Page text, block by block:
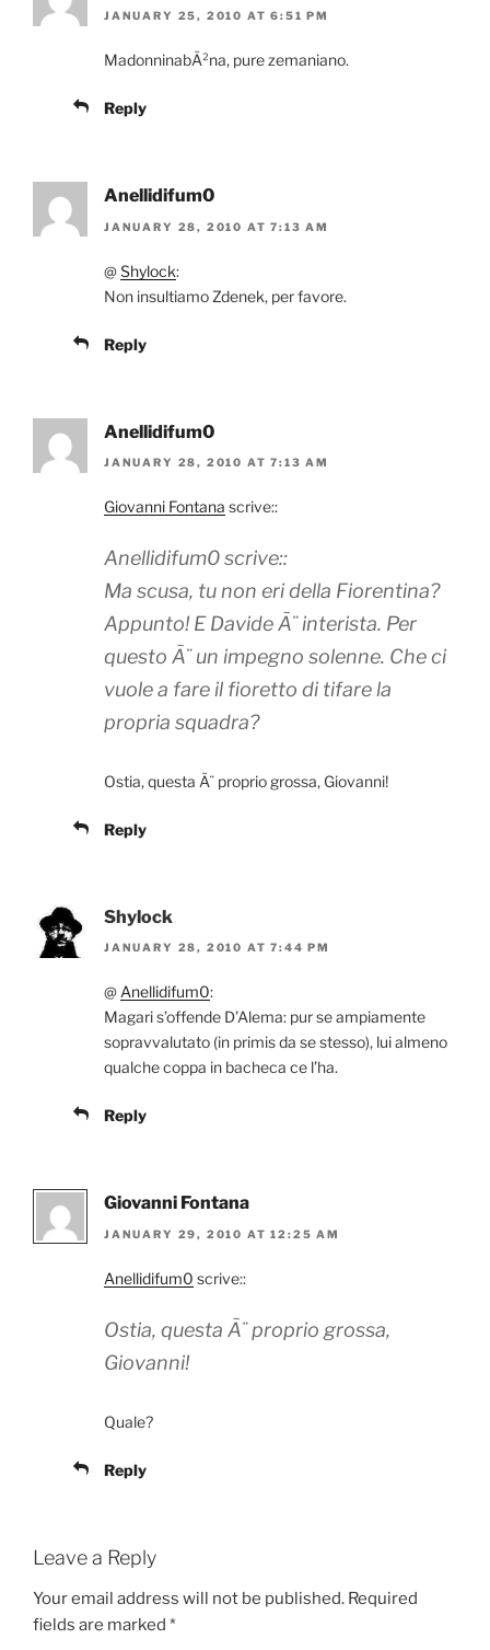
JANUARY 25, 2010 AT 6:51 PM
MadonninabÃ²na, pure zemaniano.
Reply
Anellidifum0
JANUARY 28, 2010 AT 7:13 AM
@Shylock:
Non insultiamo Zdenek, per favore.
Reply
Anellidifum0
JANUARY 28, 2010 AT 7:13 AM
Giovanni Fontana scrive::
Anellidifum0 scrive::
Ma scusa, tu non eri della Fiorentina?
Appunto! E Davide Ã¨ interista. Per
questo Ã¨ un impegno solenne. Che ci
vuole a fare il fioretto di tifare la
propria squadra?
Ostia, questa Ã¨ proprio grossa, Giovanni!
Reply
Shylock
JANUARY 28, 2010 AT 7:44 PM
@ Anellidifum0:
Magari s’offende D’Alema: pur se ampiamente
sopravvalutato (in primis da se stesso), lui almeno
qualche coppa in bacheca ce l’ha.
Reply
Giovanni Fontana
JANUARY 29, 2010 AT 12:25 AM
Anellidifum0 scrive::
Ostia, questa Ã¨ proprio grossa,
Giovanni!
Quale?
Reply
Leave a Reply
Your email address will not be published. Required
fields are marked *